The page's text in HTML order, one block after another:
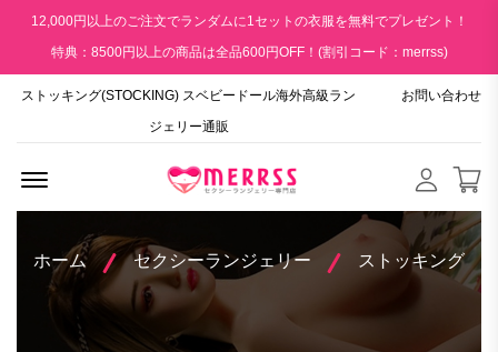
12,000円以上のご注文でランダムに1セットの衣服を無料でプレゼント！
特典：8500円以上の商品は全品600円OFF！(割引コード：merrss)
ストッキング(STOCKING) スベビードール海外高級ラン
ジェリー通販
お問い合わせ
ホーム セクシーランジェリー ストッキング